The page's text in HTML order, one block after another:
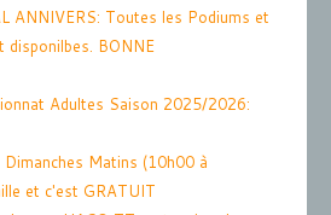
ANNIVERS: Toutes les Podiums et
BONNE
Adultes Saison 2025/2026:
Matins (10h00 à
et c'est GRATUIT